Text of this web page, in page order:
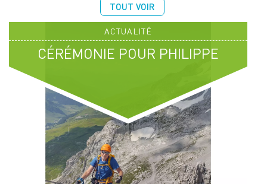
TOUT VOIR
CÉRÉMONIE POUR PHILIPPE
ACTUALITÉ